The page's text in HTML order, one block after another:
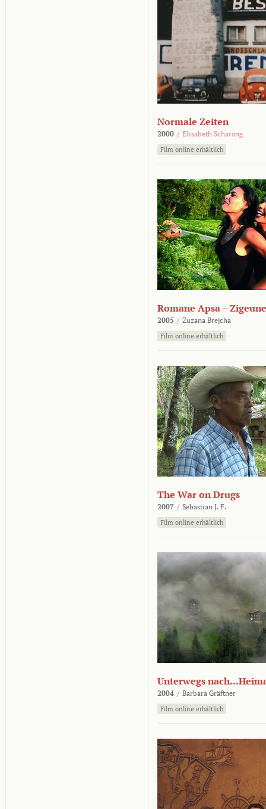
Normale Zeiten
2000 / Elisabeth Scharang
Film online erhältlich
Romane Apsa –
2005 / Zuzana Brejcha
Film online erhältlich
The War on Drugs
2007 / Sebastian J. F.
Film online erhältlich
Unterwegs
2004 / Barbara Gräftner
Film online erhältlich